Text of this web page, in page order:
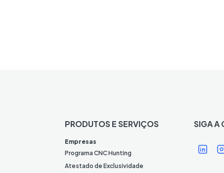
PRODUTOS E SERVIÇOS
Empresas
Programa CNC Hunting
Atestado de Exclusividade
SIGA A
Í
c
Í